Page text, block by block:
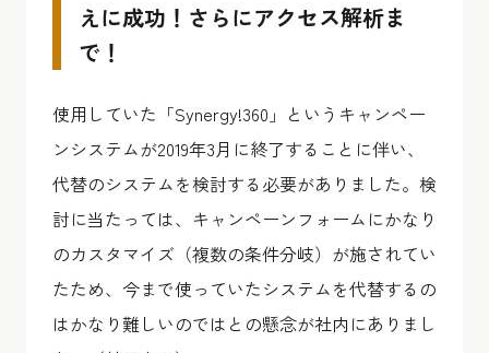
えに成功！さらにアクセス解析ま
で！
使用していた「Synergy!360」というキャンペー
ンシステムが2019年3月に終了することに伴い、
代替のシステムを検討する必要がありました。検
討に当たっては、キャンペーンフォームにかなり
のカスタマイズ（複数の条件分岐）が施されてい
たため、今まで使っていたシステムを代替するの
はかなり難しいのではとの懸念が社内にありまし